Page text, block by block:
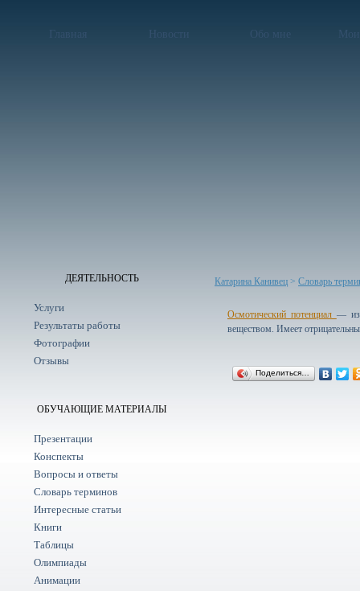
Главная Новости Обо мне
ДЕЯТЕЛЬНОСТЬ
Услуги
Результаты работы
Фотографии
Отзывы
ОБУЧАЮЩИЕ МАТЕРИАЛЫ
Презентации
Конспекты
Вопросы и ответы
Словарь терминов
Интересные статьи
Книги
Таблицы
Олимпиады
Анимации
Катарина Канивец > Словарь
Осмотический потенциал —
веществом. Имеет
Поделиться…